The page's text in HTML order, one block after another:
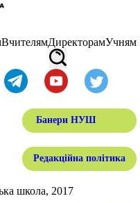
ВчителямДиректорамУчням
Банери НУШ
Редакційна політика
школа, 2017